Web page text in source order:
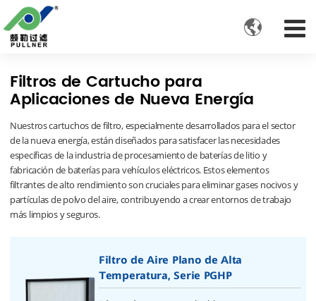

Filtros de Cartucho para
Aplicaciones de Nueva Energía
Nuestros cartuchos de filtro, especialmente desarrollados para el sector
de la nueva energía, están diseñados para satisfacer las necesidades
específicas de la industria de procesamiento de baterías de litio y
fabricación de baterías para vehículos eléctricos. Estos elementos
filtrantes de alto rendimiento son cruciales para eliminar gases nocivos y
partículas de polvo del aire, contribuyendo a crear entornos de trabajo
más limpios y seguros.
Filtro de Aire Plano de Alta
Temperatura, Serie PGHP